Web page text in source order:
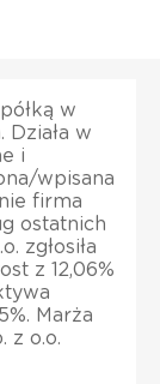
w
Działa w
i
wpisana
firma
ostatnich
zgłosiła
z 12,06%
Marża
z o.o.